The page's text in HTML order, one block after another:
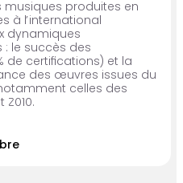
musiques produites en
à l’international
dynamiques
le succès des
de certifications) et la
des œuvres issues du
celles des
2010.